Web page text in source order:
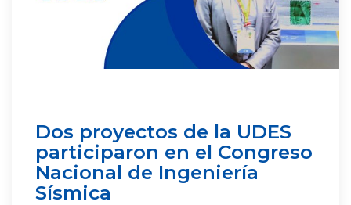
Dos proyectos de la UDES
participaron en el Congreso
Nacional de Ingeniería
Sísmica